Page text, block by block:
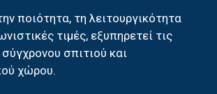
ποιότητα, τη λειτουργικότητα
τιμές, εξυπηρετεί τις
σπιτιού και
χώρου.